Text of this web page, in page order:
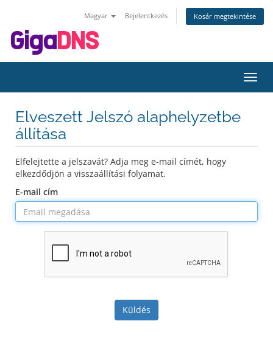
Magyar Bejelentkezés Kosár megtekintése
a
Elveszett Jelszó alaphelyzetbe
állítása
Elfelejtette a jelszavát? Adja meg e-mail címét, hogy
elkezdődjön a visszaállítási folyamat.
E-mail cím
Küldés